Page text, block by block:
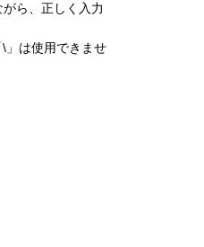
ら、正しく入力
」は使用できませ